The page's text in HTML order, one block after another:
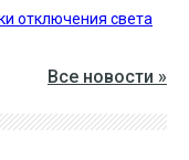
отключения света
Все новости »